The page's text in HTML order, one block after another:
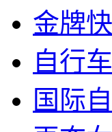
金牌
自行
国际